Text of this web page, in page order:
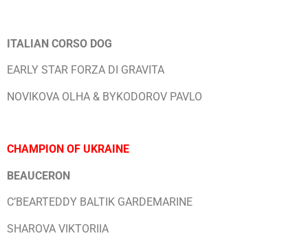
ITALIAN CORSO DOG
EARLY STAR FORZA DI GRAVITA
NOVIKOVA OLHA & BYKODOROV PAVLO
CHAMPION OF UKRAINE
BEAUCERON
C’BEARTEDDY BALTIK GARDEMARINE
SHAROVA VIKTORIIA